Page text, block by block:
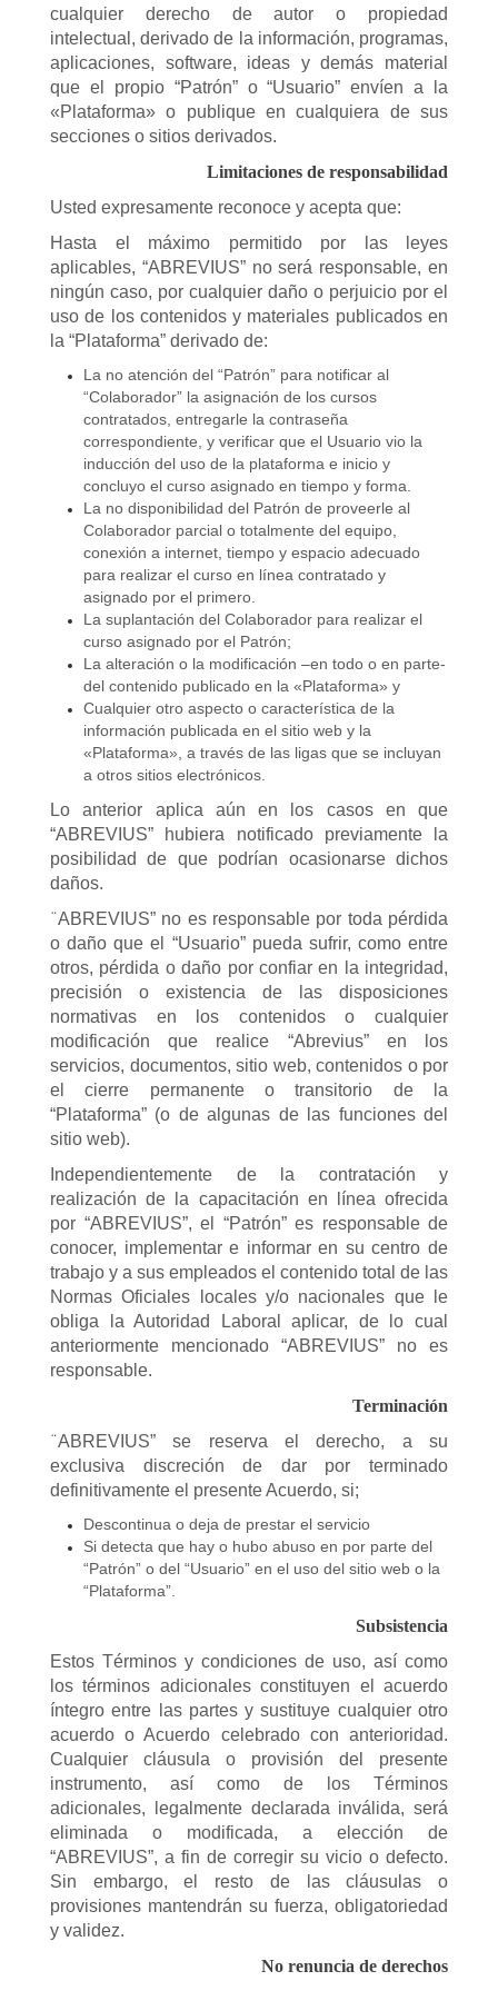
cualquier derecho de autor o propiedad
intelectual, derivado de la información, programas,
aplicaciones, software, ideas y demás material
que el propio “Patrón” o “Usuario” envíen a la
«Plataforma» o publique en cualquiera de sus
secciones o sitios derivados.
Limitaciones de responsabilidad
Usted expresamente reconoce y acepta que:
Hasta el máximo permitido por las leyes
aplicables, “ABREVIUS” no será responsable, en
ningún caso, por cualquier daño o perjuicio por el
uso de los contenidos y materiales publicados en
la “Plataforma” derivado de:
La no atención del “Patrón” para notificar al
“Colaborador” la asignación de los cursos
contratados, entregarle la contraseña
correspondiente, y verificar que el Usuario vio la
inducción del uso de la plataforma e inicio y
concluyo el curso asignado en tiempo y forma.
La no disponibilidad del Patrón de proveerle al
Colaborador parcial o totalmente del equipo,
conexión a internet, tiempo y espacio adecuado
para realizar el curso en línea contratado y
asignado por el primero.
La suplantación del Colaborador para realizar el
curso asignado por el Patrón;
La alteración o la modificación –en todo o en parte-
del contenido publicado en la «Plataforma» y
Cualquier otro aspecto o característica de la
información publicada en el sitio web y la
«Plataforma», a través de las ligas que se incluyan
a otros sitios electrónicos.
Lo anterior aplica aún en los casos en que
“ABREVIUS” hubiera notificado previamente la
posibilidad de que podrían ocasionarse dichos
daños.
“ABREVIUS” no es responsable por toda pérdida
o daño que el “Usuario” pueda sufrir, como entre
otros, pérdida o daño por confiar en la integridad,
precisión o existencia de las disposiciones
normativas en los contenidos o cualquier
modificación que realice “Abrevius” en los
servicios, documentos, sitio web, contenidos o por
el cierre permanente o transitorio de la
“Plataforma” (o de algunas de las funciones del
sitio web).
Independientemente de la contratación y
realización de la capacitación en línea ofrecida
por “ABREVIUS”, el “Patrón” es responsable de
conocer, implementar e informar en su centro de
trabajo y a sus empleados el contenido total de las
Normas Oficiales locales y/o nacionales que le
obliga la Autoridad Laboral aplicar, de lo cual
anteriormente mencionado “ABREVIUS” no es
responsable.
Terminación
“ABREVIUS” se reserva el derecho, a su
exclusiva discreción de dar por terminado
definitivamente el presente Acuerdo, si;
Descontinua o deja de prestar el servicio
Si detecta que hay o hubo abuso en por parte del
“Patrón” o del “Usuario” en el uso del sitio web o la
“Plataforma”.
Subsistencia
Estos Términos y condiciones de uso, así como
los términos adicionales constituyen el acuerdo
íntegro entre las partes y sustituye cualquier otro
acuerdo o Acuerdo celebrado con anterioridad.
Cualquier cláusula o provisión del presente
instrumento, así como de los Términos
adicionales, legalmente declarada inválida, será
eliminada o modificada, a elección de
“ABREVIUS”, a fin de corregir su vicio o defecto.
Sin embargo, el resto de las cláusulas o
provisiones mantendrán su fuerza, obligatoriedad
y validez.
No renuncia de derechos